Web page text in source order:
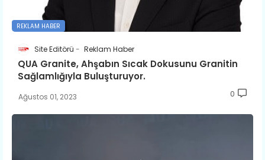
REKLAM HABER
Site Editörü Reklam Haber
QUA Granite, Ahşabın Sıcak Dokusunu Granitin
Sağlamlığıyla Buluşturuyor.
Ağustos 01, 2023 0